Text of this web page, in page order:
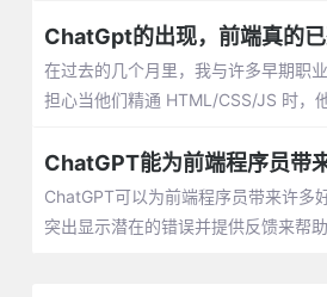
ChatGpt的出现，前端真的已
在过去的几个月里，我与许多早期职
担心当他们精通 HTML/CSS/JS 时，
ChatGPT能为前端程序员带
ChatGPT可以为前端程序员带来许多
突出显示潜在的错误并提供反馈来帮